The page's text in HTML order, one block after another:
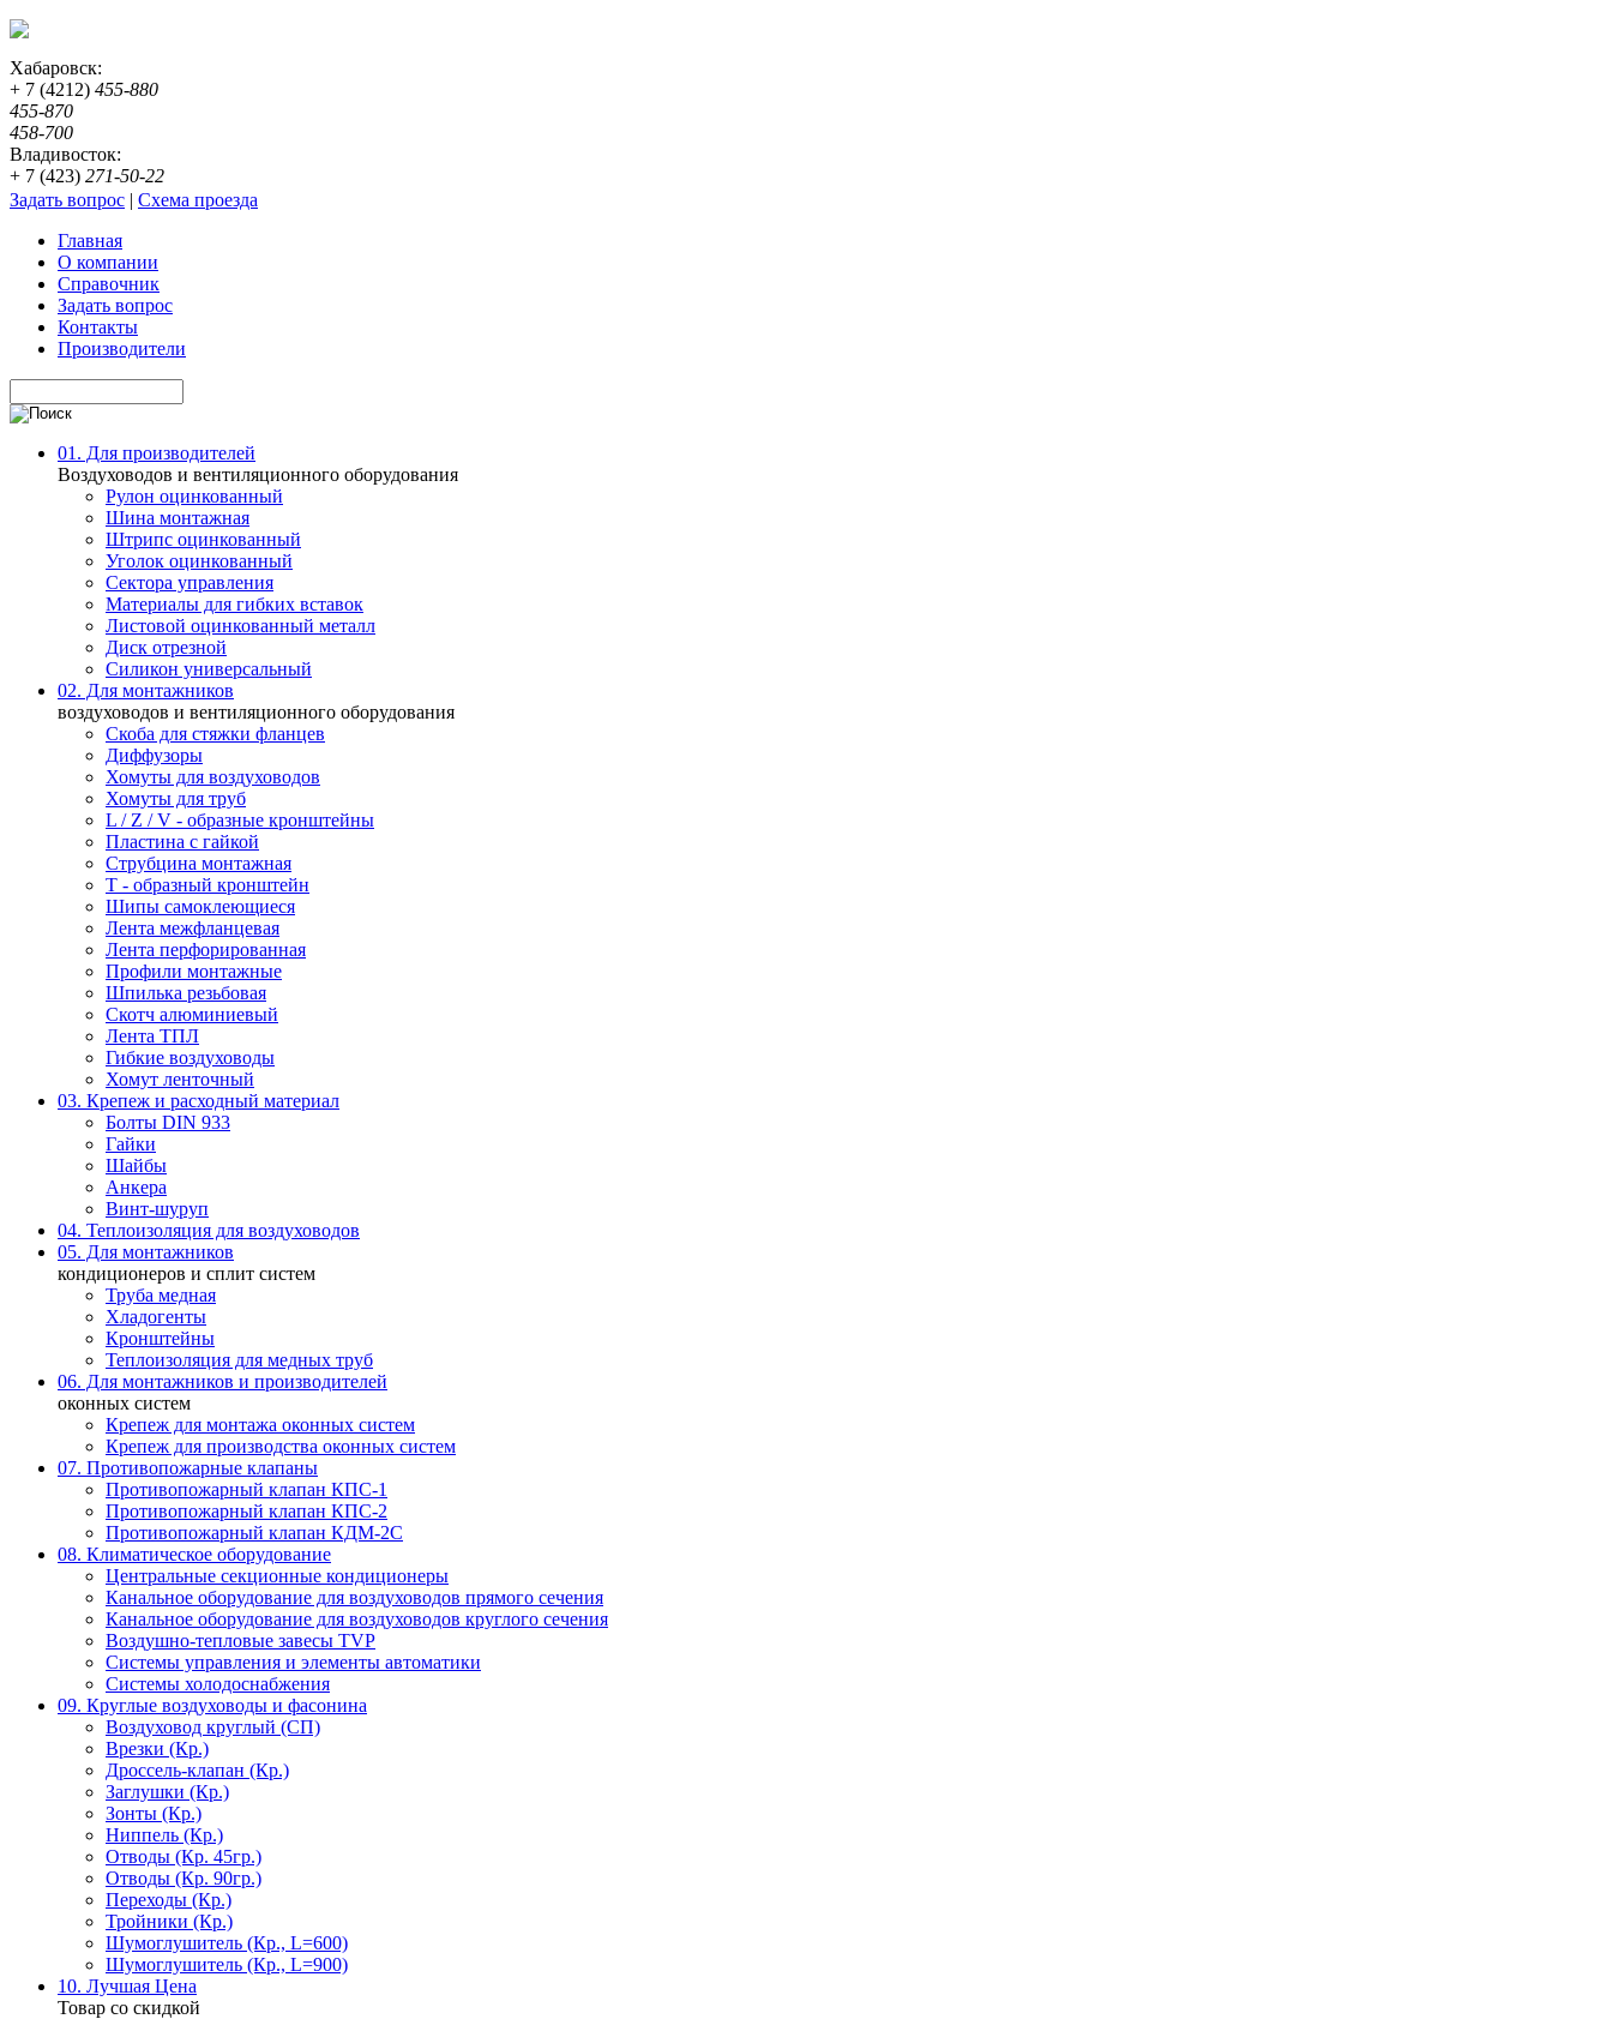
Хабаровск:
+ 7 (4212) 455-880
455-870
458-700
Владивосток:
+ 7 (423) 271-50-22
Задать вопрос | Схема проезда
Главная
О компании
Справочник
Задать вопрос
Контакты
Производители
01. Для производителей
Воздуховодов и вентиляционного оборудования
Рулон оцинкованный
Шина монтажная
Штрипс оцинкованный
Уголок оцинкованный
Сектора управления
Материалы для гибких вставок
Листовой оцинкованный металл
Диск отрезной
Силикон универсальный
02. Для монтажников
воздуховодов и вентиляционного оборудования
Скоба для стяжки фланцев
Диффузоры
Хомуты для воздуховодов
Хомуты для труб
L / Z / V - образные кронштейны
Пластина с гайкой
Струбцина монтажная
Т - образный кронштейн
Шипы самоклеющиеся
Лента межфланцевая
Лента перфорированная
Профили монтажные
Шпилька резьбовая
Скотч алюминиевый
Лента ТПЛ
Гибкие воздуховоды
Хомут ленточный
03. Крепеж и расходный материал
Болты DIN 933
Гайки
Шайбы
Анкера
Винт-шуруп
04. Теплоизоляция для воздуховодов
05. Для монтажников
кондиционеров и сплит систем
Труба медная
Хладогенты
Кронштейны
Теплоизоляция для медных труб
06. Для монтажников и производителей
оконных систем
Крепеж для монтажа оконных систем
Крепеж для производства оконных систем
07. Противопожарные клапаны
Противопожарный клапан КПС-1
Противопожарный клапан КПС-2
Противопожарный клапан КДМ-2С
08. Климатическое оборудование
Центральные секционные кондиционеры
Канальное оборудование для воздуховодов прямого сечения
Канальное оборудование для воздуховодов круглого сечения
Воздушно-тепловые завесы TVP
Системы управления и элементы автоматики
Системы холодоснабжения
09. Круглые воздуховоды и фасонина
Воздуховод круглый (СП)
Врезки (Кр.)
Дроссель-клапан (Кр.)
Заглушки (Кр.)
Зонты (Кр.)
Ниппель (Кр.)
Отводы (Кр. 45гр.)
Отводы (Кр. 90гр.)
Переходы (Кр.)
Тройники (Кр.)
Шумоглушитель (Кр., L=600)
Шумоглушитель (Кр., L=900)
10. Лучшая Цена
Товар со скидкой